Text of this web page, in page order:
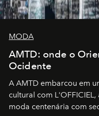
MODA
AMTD: onde o
Ocidente
A AMTD embarcou em
cultural com
moda centenária com